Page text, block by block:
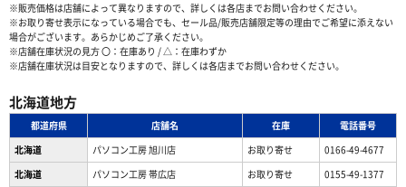
※販売価格は店舗によって異なりますので、詳しくは各店までお問い合わせください。
※お取り寄せ表示になっている場合でも、セール品/販売店舗限定等の理由でご希望に添えない
場合がございます。あらかじめご了承ください。
※店舗在庫状況の見方 〇：在庫あり / △：在庫わずか
※店舗在庫状況は目安となりますので、詳しくは各店までお問い合わせください。
北海道地方
都道府県 店舗名 在庫
電話番号
北海道
パソコン工房 旭川店 お取り寄せ
0166-49-4677
北海道
パソコン工房 帯広店 お取り寄せ
0155-49-1377